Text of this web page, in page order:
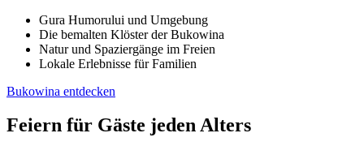
Gura Humorului und Umgebung
Die bemalten Klöster der Bukowina
Natur und Spaziergänge im Freien
Lokale Erlebnisse für Familien
Bukowina entdecken
Feiern für Gäste jeden Alters